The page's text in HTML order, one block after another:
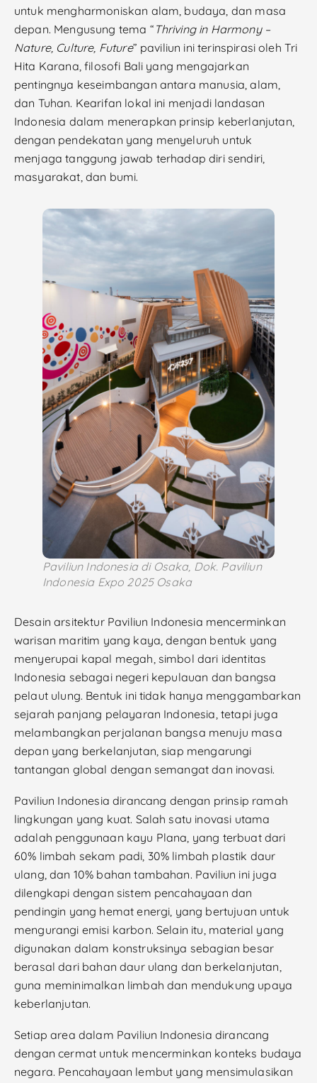
untuk mengharmoniskan alam, budaya, dan masa
depan. Mengusung tema “ Thriving in Harmony –
Nature, Culture, Future” paviliun ini terinspirasi oleh Tri
Hita Karana, filosofi Bali yang mengajarkan
pentingnya keseimbangan antara manusia, alam,
dan Tuhan. Kearifan lokal ini menjadi landasan
Indonesia dalam menerapkan prinsip keberlanjutan,
dengan pendekatan yang menyeluruh untuk
menjaga tanggung jawab terhadap diri sendiri,
masyarakat, dan bumi.
Paviliun Indonesia di Osaka, Dok. Paviliun
Indonesia Expo 2025 Osaka
Desain arsitektur Paviliun Indonesia mencerminkan
warisan maritim yang kaya, dengan bentuk yang
menyerupai kapal megah, simbol dari identitas
Indonesia sebagai negeri kepulauan dan bangsa
pelaut ulung. Bentuk ini tidak hanya menggambarkan
sejarah panjang pelayaran Indonesia, tetapi juga
melambangkan perjalanan bangsa menuju masa
depan yang berkelanjutan, siap mengarungi
tantangan global dengan semangat dan inovasi.
Paviliun Indonesia dirancang dengan prinsip ramah
lingkungan yang kuat. Salah satu inovasi utama
adalah penggunaan kayu Plana, yang terbuat dari
60% limbah sekam padi, 30% limbah plastik daur
ulang, dan 10% bahan tambahan. Paviliun ini juga
dilengkapi dengan sistem pencahayaan dan
pendingin yang hemat energi, yang bertujuan untuk
mengurangi emisi karbon. Selain itu, material yang
digunakan dalam konstruksinya sebagian besar
berasal dari bahan daur ulang dan berkelanjutan,
guna meminimalkan limbah dan mendukung upaya
keberlanjutan.
Setiap area dalam Paviliun Indonesia dirancang
dengan cermat untuk mencerminkan konteks budaya
negara. Pencahayaan lembut yang mensimulasikan